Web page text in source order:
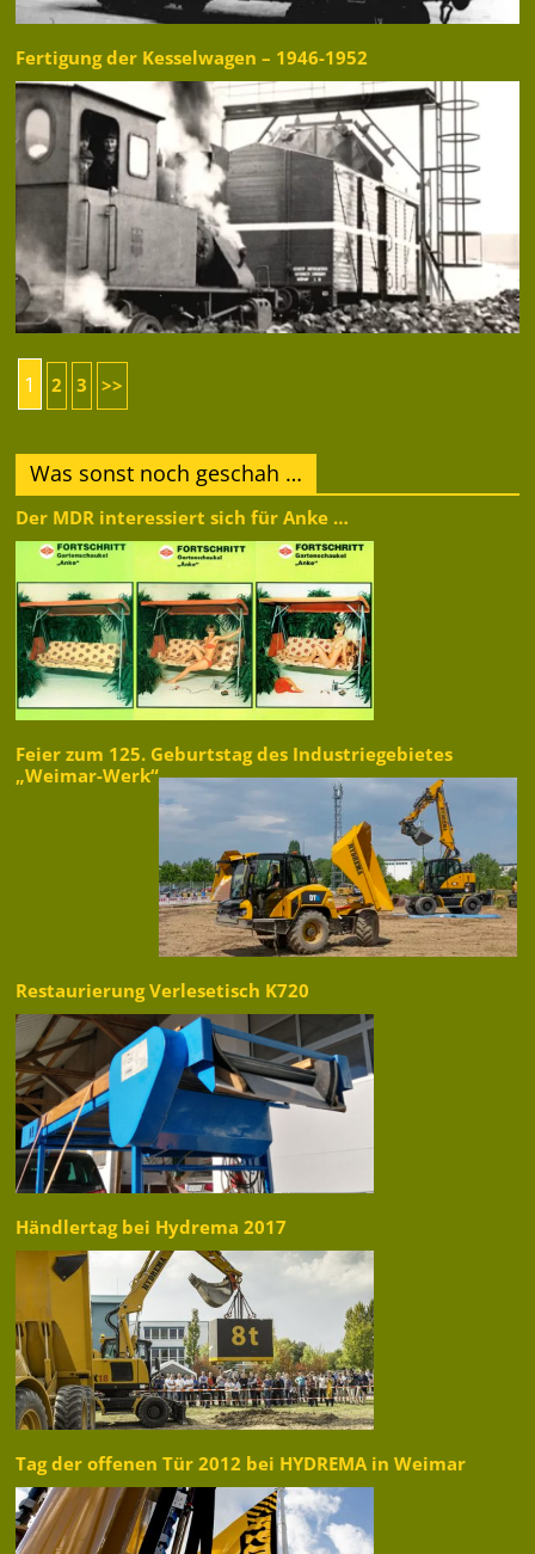
Fertigung der Kesselwagen – 1946-1952
1 2 3 >>
Was sonst noch geschah …
Der MDR interessiert sich für Anke …
Feier zum 125. Geburtstag des Industriegebietes
„Weimar-Werk“
Restaurierung Verlesetisch K720
Händlertag bei Hydrema 2017
Tag der offenen Tür 2012 bei HYDREMA in Weimar